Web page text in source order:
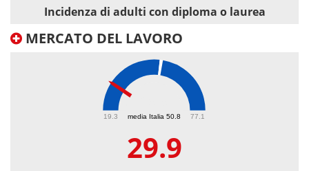
Incidenza di adulti con diploma o laurea
MERCATO DEL LAVORO
media Italia 50.8
19.3 77.1
29.9